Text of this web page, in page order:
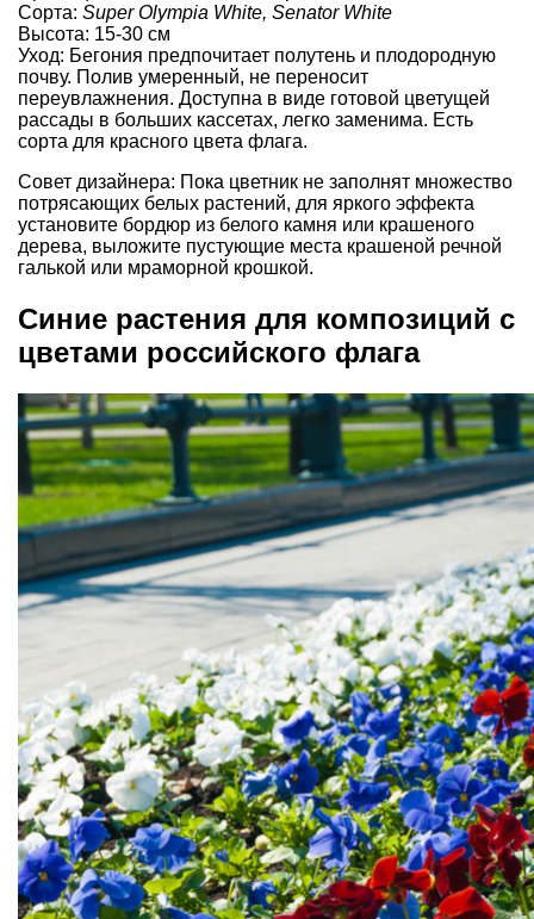
Сорта: Super Olympia White, Senator White
Высота: 15-30 см
Уход: Бегония предпочитает полутень и плодородную
почву. Полив умеренный, не переносит
переувлажнения. Доступна в виде готовой цветущей
рассады в больших кассетах, легко заменима. Есть
сорта для красного цвета флага.
Совет дизайнера: Пока цветник не заполнят множество
потрясающих белых растений, для яркого эффекта
установите бордюр из белого камня или крашеного
дерева, выложите пустующие места крашеной речной
галькой или мраморной крошкой.
Синие растения для композиций с
цветами российского флага